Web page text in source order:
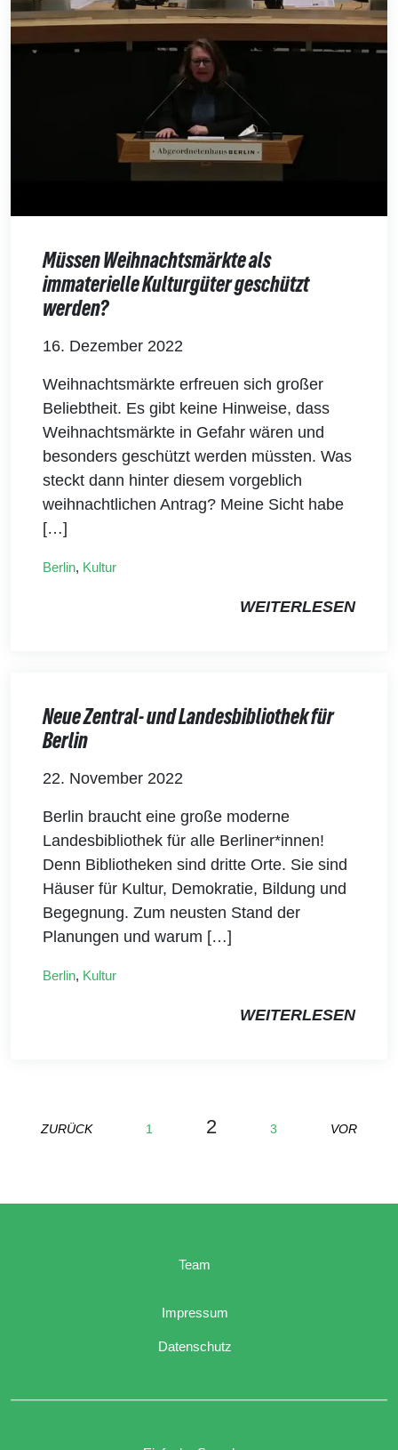
Müssen Weihnachtsmärkte als
immaterielle Kulturgüter geschützt
werden?
16. Dezember 2022
Weihnachtsmärkte erfreuen sich großer
Beliebtheit. Es gibt keine Hinweise, dass
Weihnachtsmärkte in Gefahr wären und
besonders geschützt werden müssten. Was
steckt dann hinter diesem vorgeblich
weihnachtlichen Antrag? Meine Sicht habe
[…]
Berlin, Kultur
WEITERLESEN
Neue Zentral- und Landesbibliothek für
Berlin
22. November 2022
Berlin braucht eine große moderne
Landesbibliothek für alle Berliner*innen!
Denn Bibliotheken sind dritte Orte. Sie sind
Häuser für Kultur, Demokratie, Bildung und
Begegnung. Zum neusten Stand der
Planungen und warum […]
Berlin, Kultur
WEITERLESEN
ZURÜCK 1 2 3 VOR
Team
Impressum
Datenschutz